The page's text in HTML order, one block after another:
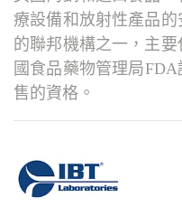
療設備和放射性產品
的聯邦機構之一，主
國食品藥物管理局
售的資格。